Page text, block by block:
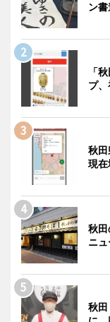
ン
「
プ
秋
現
秋田
ニ
秋